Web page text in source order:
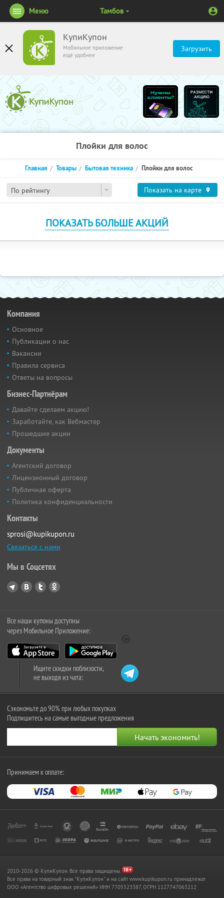
КупиКупон
Мобильное приложение
ещё удобнее
Загрузить
Меню Тамбов
Плойки для волос
По рейтингу
Главная Товары Бытовая техника Плойки для волос
Показать на карте
ПОКАЗАТЬ БОЛЬШЕ АКЦИЙ
Компания
Основное
Публикации о нас
Вакансии
Правила сервиса
Ответы на вопросы
Бизнес-Партнёрам
Давайте сделаем акцию!
Заработайте, как Вебмастер
Прошедшие акции
Документы
Агентский договор
Лицензионный договор
Публичная оферта
Политика конфиденциальности
Контакты
sprosi@kupikupon.ru
Связаться с нами
Мы в Соцсетях
Все наши купоны доступны
через Мобильное Приложение:
Ищите скидки поблизости,
не выходя из чата:
Сэкономьте до 90% при любых покупках
Подпишитесь на самые выгодные предложения
Принимаем к оплате:
2010-2026 © КупиКупон. Все права защищены.
Все права на товарный знак "КупиКупон" и на сайт www.kupikupon.ru принадлежат
OOO «Агентство цифровых решений» ИНН 7705523387, ОГРН 1127747063212